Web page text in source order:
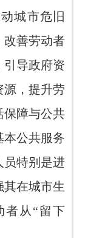
城市危旧
改善劳动者
导政府资
，提升劳
保障与公共
公共服务
员特别是进
在城市生
者从“留下